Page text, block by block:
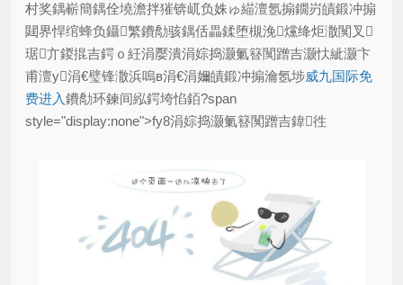
村奖鍝嶄簡鍝佺墝澹拌獕锛屼负姝ゅ緢澶氬搧鐗岃皟鍛冲搧
閮界悍绾蜂负鑷繁鐨勪骇鍝佸畾鍒堕槻浼爣绛炬潵闃叉
琚亣鍐掍吉鍔ｏ紝涓嬮潰涓婃捣灏氭簮闃蹭吉灏忕紪灏卞
甫澶у涓€璧锋潵浜嗚в涓€涓嬭皟鍛冲搧瀹氬埗威九国际免
费进入鐨勪环鍊间紭鍔垮惂銆?span
style="display:none">fy8涓婃捣灏氭簮闃蹭吉鍏徃